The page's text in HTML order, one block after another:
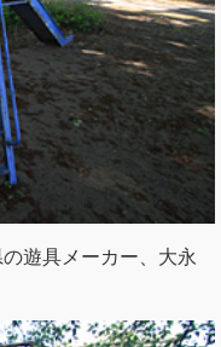
遊具メーカー、大永